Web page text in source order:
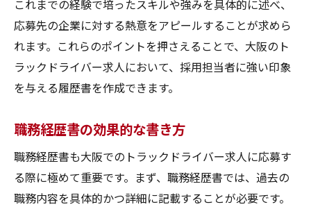
これまでの経験で培ったスキルや強みを具体的に述べ、
応募先の企業に対する熱意をアピールすることが求めら
れます。これらのポイントを押さえることで、大阪のト
ラックドライバー求人において、採用担当者に強い印象
を与える履歴書を作成できます。
職務経歴書の効果的な書き方
職務経歴書も大阪でのトラックドライバー求人に応募す
る際に極めて重要です。まず、職務経歴書では、過去の
職務内容を具体的かつ詳細に記載することが必要です。